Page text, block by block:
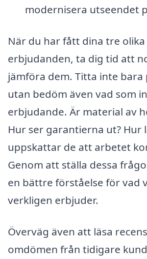
modernisera utseendet
När du har fått dina tre olika
erbjudanden, ta dig tid att
jämföra dem. Titta inte bara
utan bedöm även vad som
erbjudande. Är material av
Hur ser garantierna ut? Hur
uppskattar de att arbetet
Genom att ställa dessa
en bättre förståelse för vad
verkligen erbjuder.
Överväg även att läsa
omdömen från tidigare